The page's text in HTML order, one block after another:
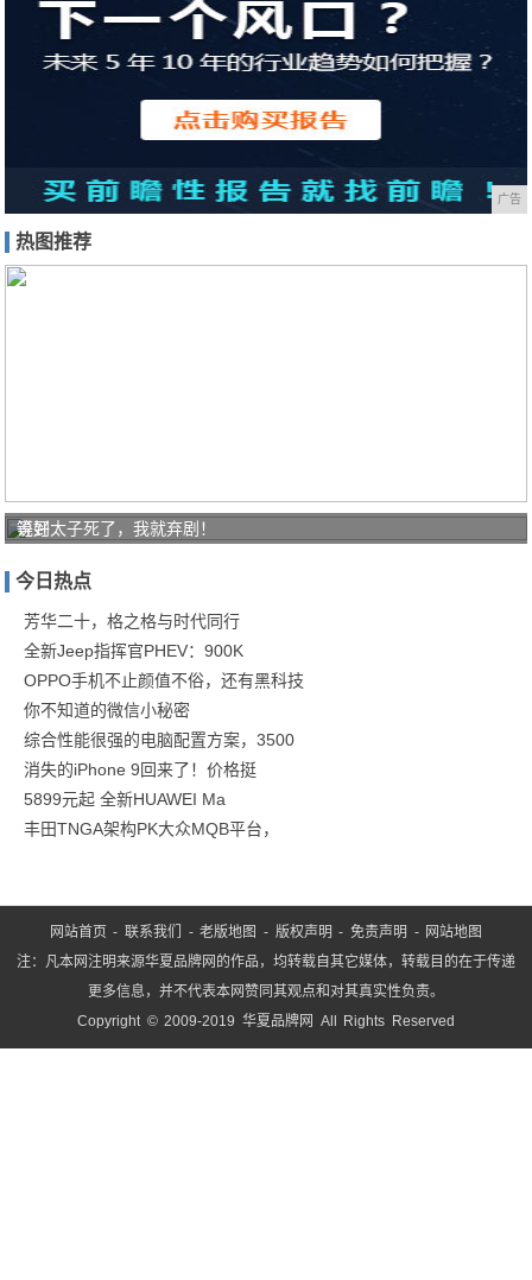
广告
热图推荐
说好
干精
英玛
丽
苏，
结
等到太子死了，我就弃剧！
今日热点
芳华二十，格之格与时代同行
全新Jeep指挥官PHEV：900K
OPPO手机不止颜值不俗，还有黑科技
你不知道的微信小秘密
综合性能很强的电脑配置方案，3500
消失的iPhone 9回来了！价格挺
5899元起 全新HUAWEI Ma
丰田TNGA架构PK大众MQB平台，
网站首页 - 联系我们 -老版地图 - 版权声明 -免责声明 - 网站地图
注：凡本网注明来源华夏品牌网的作品，均转载自其它媒体，转载目的在于传递
更多信息，并不代表本网赞同其观点和对其真实性负责。
Copyright © 2009-2019 华夏品牌网 All Rights Reserved